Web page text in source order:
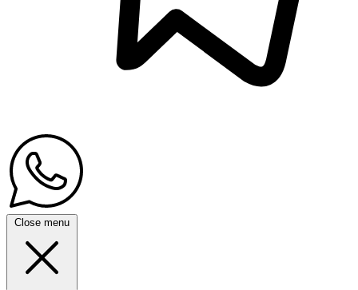
Close menu